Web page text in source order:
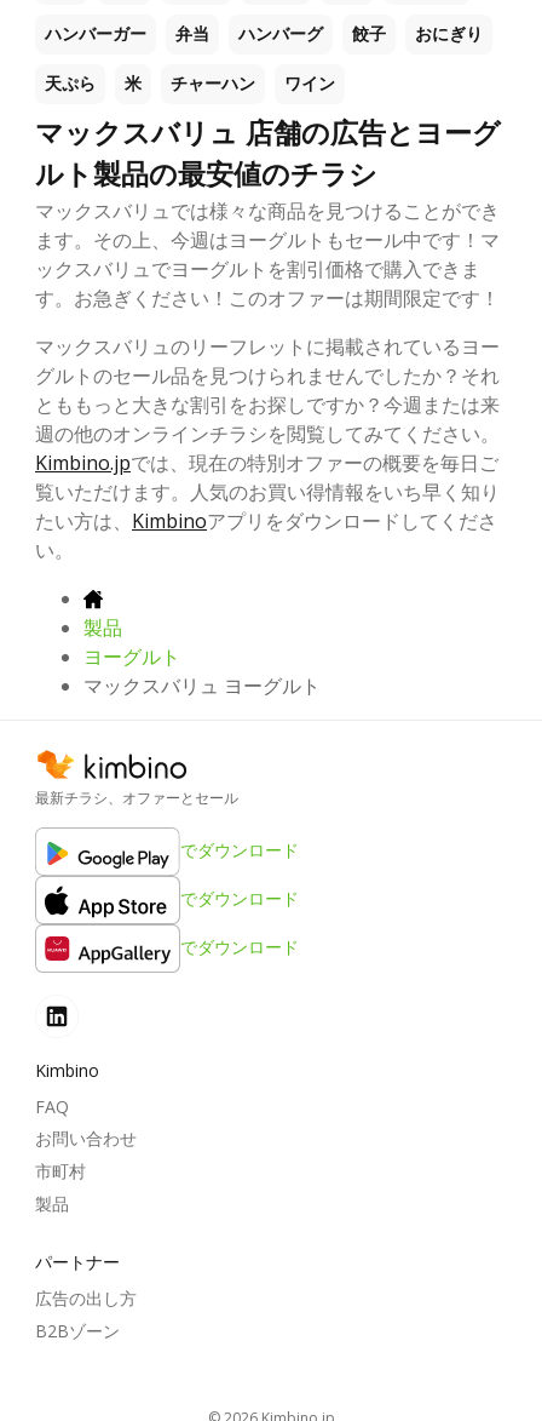
ハンバーガー 弁当 ハンバーグ 餃子 おにぎり
天ぷら 米 チャーハン ワイン
マックスバリュ 店舗の広告とヨーグ
ルト製品の最安値のチラシ
マックスバリュでは様々な商品を見つけることができ
ます。その上、今週はヨーグルトもセール中です！マ
ックスバリュでヨーグルトを割引価格で購入できま
す。お急ぎください！このオファーは期間限定です！
マックスバリュのリーフレットに掲載されているヨー
グルトのセール品を見つけられませんでしたか？それ
とももっと大きな割引をお探しですか？今週または来
週の他のオンラインチラシを閲覧してみてください。
Kimbino.jpでは、現在の特別オファーの概要を毎日ご
覧いただけます。人気のお買い得情報をいち早く知り
たい方は、 Kimbinoアプリをダウンロードしてくださ
い。
製品
ヨーグルト
マックスバリュ ヨーグルト
最新チラシ、オファーとセール
でダウンロード
でダウンロード
でダウンロード
Kimbino
FAQ
お問い合わせ
市町村
製品
パートナー
広告の出し方
B2Bゾーン